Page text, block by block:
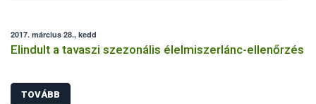
2017. március 28., kedd
Elindult a tavaszi szezonális élelmiszerlánc-ellenőrzés
TOVÁBB